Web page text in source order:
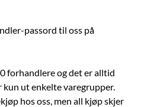
passord til oss på
forhandlere og det er alltid
ut enkelte varegrupper.
hos oss, men all kjøp skjer